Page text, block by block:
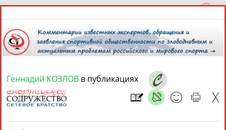
9 августа 2026 года,
СПОРТСМЕНЫ, ТРЕНЕРЫ И СПЕЦИАЛИСТЫ
Геннадий КОЗЛОВ в публикациях